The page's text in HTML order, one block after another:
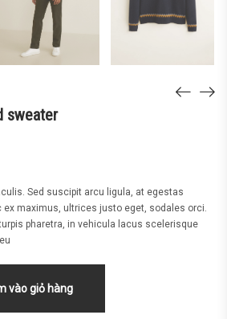
sweater
Sed suscipit arcu ligula, at egestas
ex maximus, ultrices justo eget, sodales orci.
pharetra, in vehicula lacus scelerisque
vào giỏ hàng